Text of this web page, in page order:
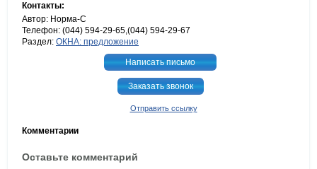
Контакты:
Автор: Норма-С
Телефон: (044) 594-29-65,(044) 594-29-67
Раздел: ОКНА: предложение
Написать письмо
Заказать звонок
Отправить ссылку
Комментарии
Оставьте комментарий